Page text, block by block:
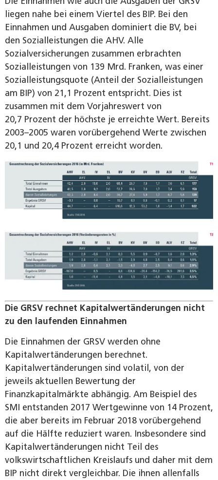
liegen nahe bei einem Viertel des BIP. Bei den
Einnahmen und Ausgaben dominiert die BV, bei
den Sozialleistungen die AHV. Alle
Sozialversicherungen zusammen erbrachten
Sozialleistungen von 139 Mrd. Franken, was einer
Sozialleistungsquote (Anteil der Sozialleistungen
am BIP) von 21,1 Prozent entspricht. Dies ist
zusammen mit dem Vorjahreswert von
20,7 Prozent der höchste je erreichte Wert. Bereits
2003–2005 waren vorübergehend Werte zwischen
20,1 und 20,4 Prozent erreicht worden.
Die GRSV rechnet Kapitalwertänderungen nicht
zu den laufenden Einnahmen
Die Einnahmen der GRSV werden ohne
Kapitalwertänderungen berechnet.
Kapitalwertänderungen sind volatil, von der
jeweils aktuellen Bewertung der
Finanzkapitalmärkte abhängig. Am Beispiel des
SMI entstanden 2017 Wertgewinne von 14 Prozent,
die aber bereits im Februar 2018 vorübergehend
auf die Hälfte reduziert waren. Insbesondere sind
Kapitalwertänderungen nicht Teil des
volkswirtschaftlichen Kreislaufs und daher mit dem
BIP nicht direkt vergleichbar. Die ihnen allenfalls